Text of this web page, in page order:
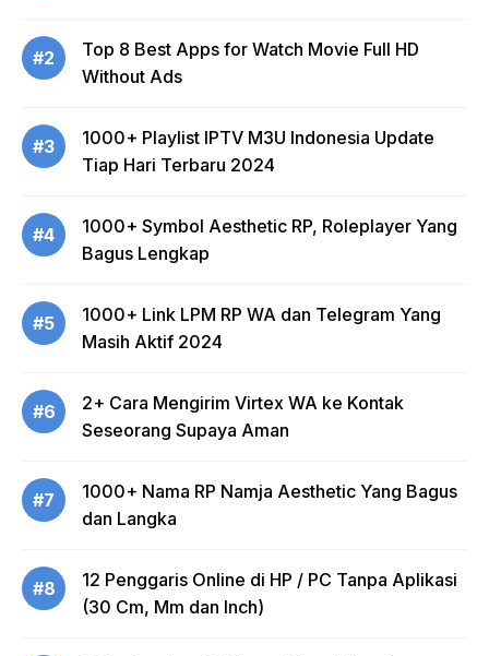
#2
Top 8 Best Apps for Watch Movie Full HD
Without Ads
#3
1000+ Playlist IPTV M3U Indonesia Update
Tiap Hari Terbaru 2024
#4
1000+ Symbol Aesthetic RP, Roleplayer Yang
Bagus Lengkap
#5
1000+ Link LPM RP WA dan Telegram Yang
Masih Aktif 2024
#6
2+ Cara Mengirim Virtex WA ke Kontak
Seseorang Supaya Aman
#7
1000+ Nama RP Namja Aesthetic Yang Bagus
dan Langka
#8
12 Penggaris Online di HP / PC Tanpa Aplikasi
(30 Cm, Mm dan Inch)